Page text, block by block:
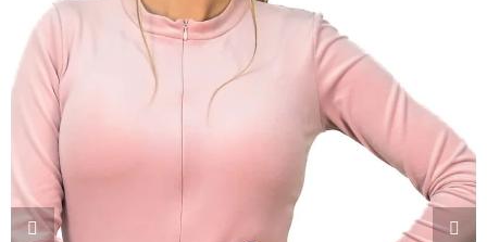
hviezdičiek.